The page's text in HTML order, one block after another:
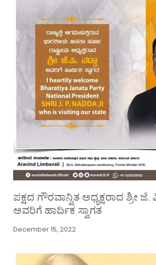
ಪಕ್ಷದ ಗೌರವಾನ್ವಿತ ಅಧ್ಯಕ್ಷರಾದ ಶ್ರೀ ಜೆ.
ಅವರಿಗೆ ಹಾರ್ದಿಕ ಸ್ವಾಗತ
December 15, 2022